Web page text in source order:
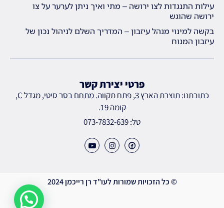
עילות התנגדות לצו ירושה – מתי ואיך ניתן לערער על צו
ירושה שהוגש
בקשה למינוי מנהל עיזבון – המדריך השלם לניהול נכון של
עיזבון המנוח
פרטי יצירת קשר
כתובתנו: תוצרת הארץ 3, פתח תקווה. מתחם בסר סיטי, מגדל C,
קומה 19.
טל: 073-7832-639
© כל הזכויות שמורות לעו"ד רן רייכמן 2024